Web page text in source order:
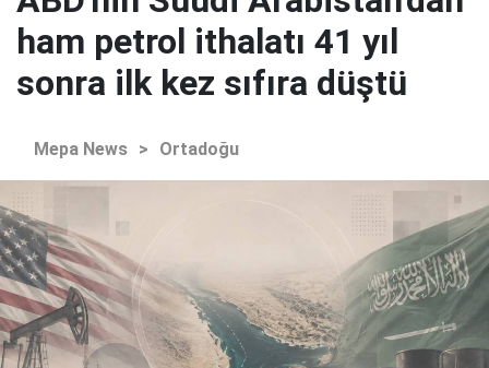
ham petrol ithalatı 41 yıl
sonra ilk kez sıfıra düştü
Mepa News > Ortadoğu